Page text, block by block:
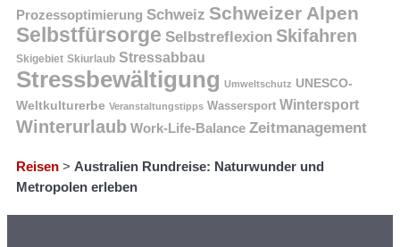
Prozessoptimierung Schweiz Schweizer Alpen
Selbstfürsorge Selbstreflexion Skifahren
Skigebiet Skiurlaub Stressabbau
Stressbewältigung Umweltschutz UNESCO-
Weltkulturerbe Veranstaltungstipps Wassersport Wintersport
Winterurlaub Work-Life-Balance Zeitmanagement
Reisen > Australien Rundreise: Naturwunder und
Metropolen erleben